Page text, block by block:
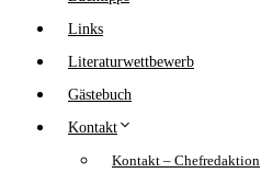
Links
Literaturwettbewerb
Gästebuch
Kontakt
Kontakt – Chefredaktion